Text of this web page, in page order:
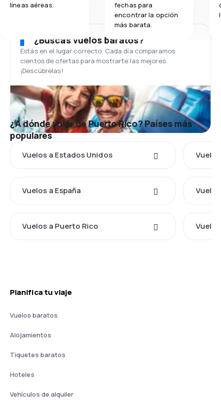
líneas aéreas.
fechas para
encontrar la opción
más barata.
¿Buscas vuelos baratos?
Estás en el lugar correcto. Cada día comparamos
cientos de ofertas para mostrarte las mejores.
¡Descúbrelas!
¿A dónde volar de Puerto Rico? Países más
populares
Vuelos a Estados Unidos
Vuelos a España
Vuelos a Puerto Rico
Planifica tu viaje
Vuelos baratos
Alojamientos
Tiquetes baratos
Hoteles
Vehículos de alquiler